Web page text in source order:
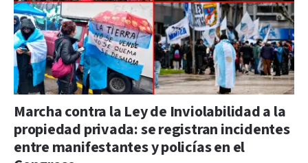
Marcha contra la Ley de Inviolabilidad a la
propiedad privada: se registran incidentes
entre manifestantes y policías en el